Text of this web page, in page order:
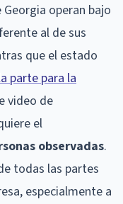
operan bajo
al de sus
que el estado
parte para la
video de
el
observadas.
todas las partes
especialmente a